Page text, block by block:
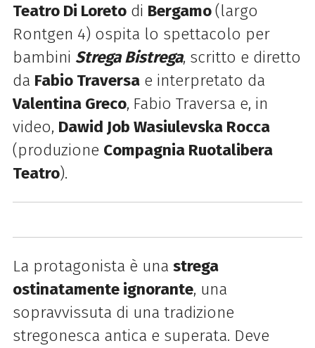
Teatro Di Loretodi Bergamo(largo
Rontgen 4) ospita lo spettacolo per
bambini Strega Bistrega, scritto e diretto
da Fabio Traversae interpretato da
Valentina Greco, Fabio Traversa e, in
video, Dawid Job Wasiulevska Rocca
(produzione Compagnia Ruotalibera
Teatro).
La protagonista è una strega
ostinatamente ignorante, una
sopravvissuta di una tradizione
stregonesca antica e superata. Deve